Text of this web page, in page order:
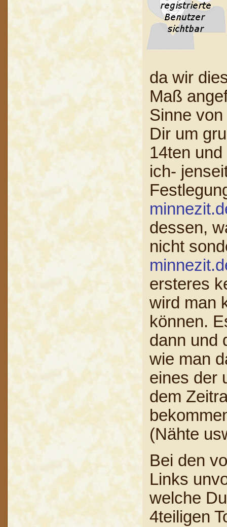
da wir
Maß
Sinne
Dir um
14ten
ich-
dessen,
nicht
ersteres
wird man
können.
dann und
wie man
eines der
dem
(Nähte
Bei den
Links
welche
4teiligen